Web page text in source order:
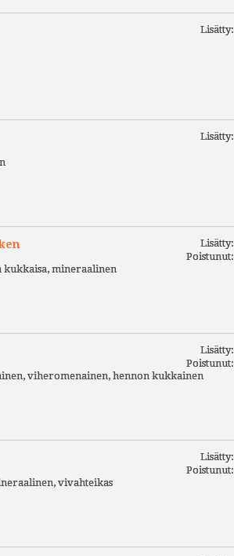
Lisätty:
Lisätty:
mineraalinen
Lisätty:
Poistunut:
viheromenainen, hennon kukkainen
Lisätty:
Poistunut:
vivahteikas
Lisätty:
Poistunut: